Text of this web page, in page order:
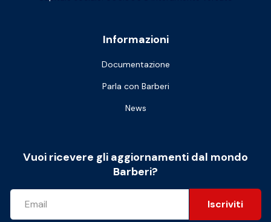
Informazioni
Documentazione
Parla con Barberi
News
Vuoi ricevere gli aggiornamenti dal mondo
Barberi?
Iscriviti